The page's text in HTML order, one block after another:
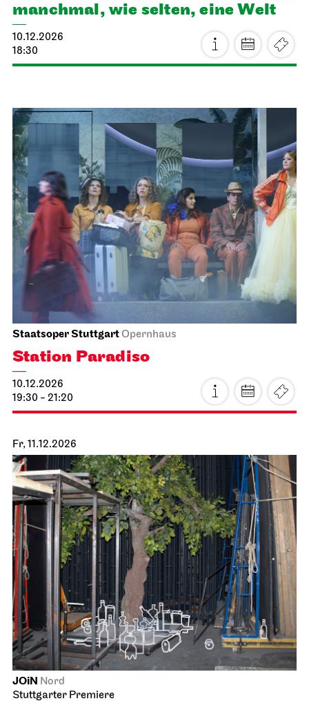
Haus!
20.11.2026
19:00 - 22:00
Schauspiel Stuttgart Schauspielhaus
Tanzende Idioten
20.11.2026
19:30
Sa, 21.11.2026
Stuttgarter Ballett